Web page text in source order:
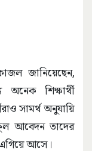
জানিয়েছেন,
শিক্ষার্থী
সামর্থ অনুযায়ি
আবেদন তাদের
এগিয়ে আসে।